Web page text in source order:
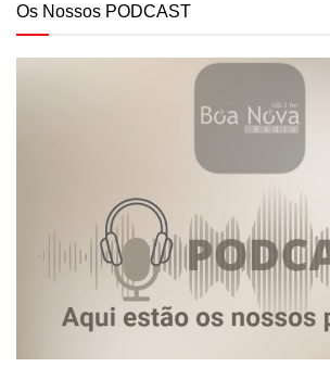
Os Nossos PODCAST